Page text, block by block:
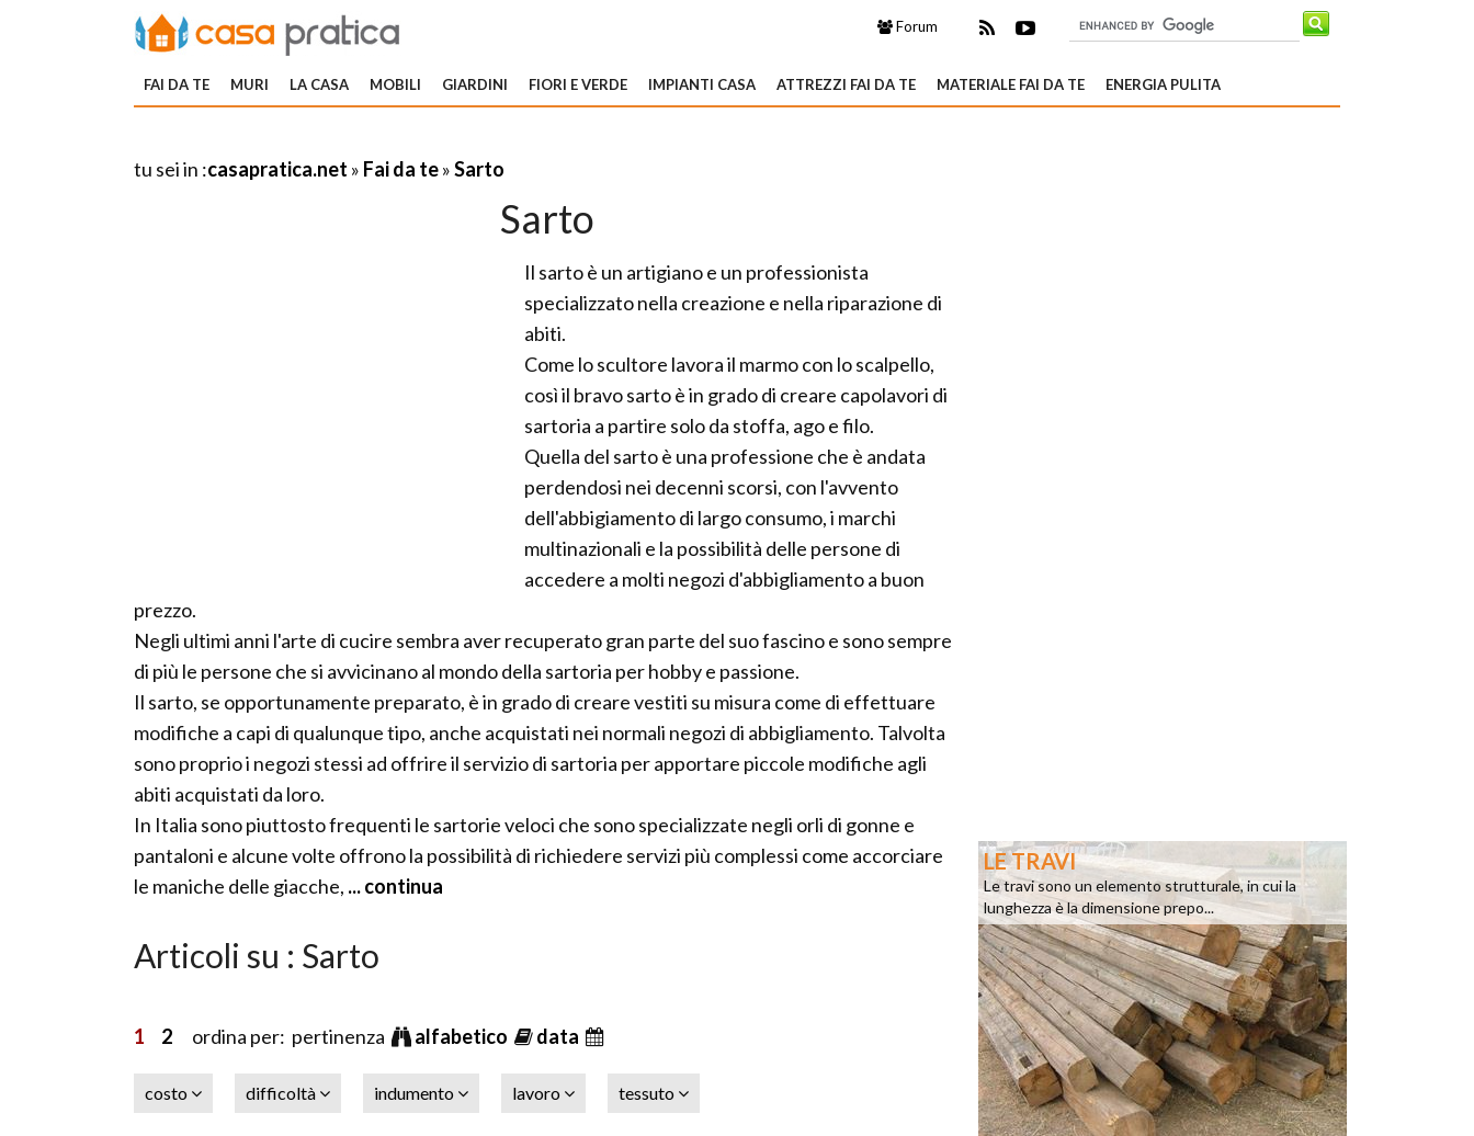
Forum
FAI DA TE MURI LA CASA MOBILI GIARDINI FIORI E VERDE IMPIANTI CASA ATTREZZI FAI DA TE MATERIALE FAI DA TE ENERGIA PULITA
tu sei in :casapratica.net » Fai da te»Sarto
Sarto
Il sarto è un artigiano e un professionista
specializzato nella creazione e nella riparazione di
abiti.
Come lo scultore lavora il marmo con lo scalpello,
così il bravo sarto è in grado di creare capolavori di
sartoria a partire solo da stoffa, ago e filo.
Quella del sarto è una professione che è andata
perdendosi nei decenni scorsi, con l'avvento
dell'abbigiamento di largo consumo, i marchi
multinazionali e la possibilità delle persone di
accedere a molti negozi d'abbigliamento a buon
prezzo.
Negli ultimi anni l'arte di cucire sembra aver recuperato gran parte del suo fascino e sono sempre
di più le persone che si avvicinano al mondo della sartoria per hobby e passione.
Il sarto, se opportunamente preparato, è in grado di creare vestiti su misura come di effettuare
modifiche a capi di qualunque tipo, anche acquistati nei normali negozi di abbigliamento. Talvolta
sono proprio i negozi stessi ad offrire il servizio di sartoria per apportare piccole modifiche agli
abiti acquistati da loro.
In Italia sono piuttosto frequenti le sartorie veloci che sono specializzate negli orli di gonne e
pantaloni e alcune volte offrono la possibilità di richiedere servizi più complessi come accorciare
le maniche delle giacche, ... continua
Articoli su : Sarto
1 2 ordina per: pertinenza alfabetico data
costo difficoltà indumento lavoro tessuto
LE TRAVI
Le travi sono un elemento strutturale, in cui la
lunghezza è la dimensione prepo...